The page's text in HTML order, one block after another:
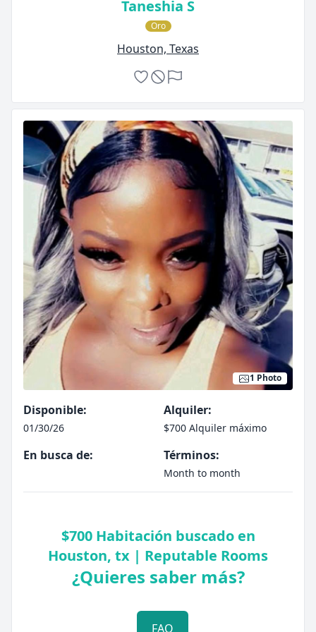
Taneshia S
Oro
Houston, Texas
1 Photo
Disponible:
01/30/26
Alquiler:
$700 Alquiler máximo
En busca de: Términos:
Month to month
$700 Habitación buscado en
Houston, tx | Reputable Rooms
¿Quieres saber más?
FAQ